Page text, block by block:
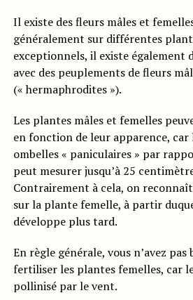
Il existe des fleurs mâles et
généralement sur différentes
exceptionnels, il existe également
avec des peuplements de fleurs
(« hermaphrodites »).
Les plantes mâles et femelles
en fonction de leur apparence, car
ombelles « paniculaires » par
peut mesurer jusqu’à 25
Contrairement à cela, on
sur la plante femelle, à partir
développe plus tard.
En règle générale, vous n’avez pas
fertiliser les plantes femelles, car
pollinisé par le vent.